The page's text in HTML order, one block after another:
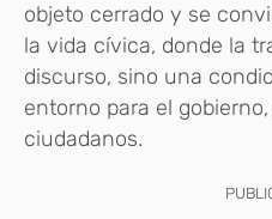
objeto cerrado y se
la vida cívica, donde la
discurso, sino una
entorno para el
ciudadanos.